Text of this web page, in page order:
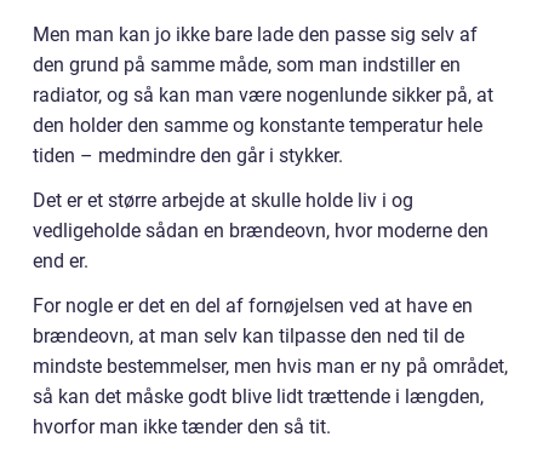
Men man kan jo ikke bare lade den passe sig selv af
den grund på samme måde, som man indstiller en
radiator, og så kan man være nogenlunde sikker på, at
den holder den samme og konstante temperatur hele
tiden – medmindre den går i stykker.
Det er et større arbejde at skulle holde liv i og
vedligeholde sådan en brændeovn, hvor moderne den
end er.
For nogle er det en del af fornøjelsen ved at have en
brændeovn, at man selv kan tilpasse den ned til de
mindste bestemmelser, men hvis man er ny på området,
så kan det måske godt blive lidt trættende i længden,
hvorfor man ikke tænder den så tit.